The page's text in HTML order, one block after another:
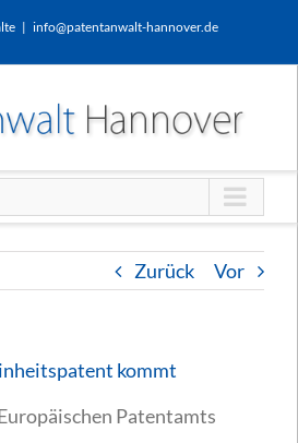
| info@patentanwalt-hannover.de
Zurück Vor
kommt
Patentamts